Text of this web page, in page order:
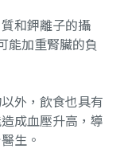
和鉀離子的攝
能加重腎臟的負
外，飲食也具有
成血壓升高，導
生。